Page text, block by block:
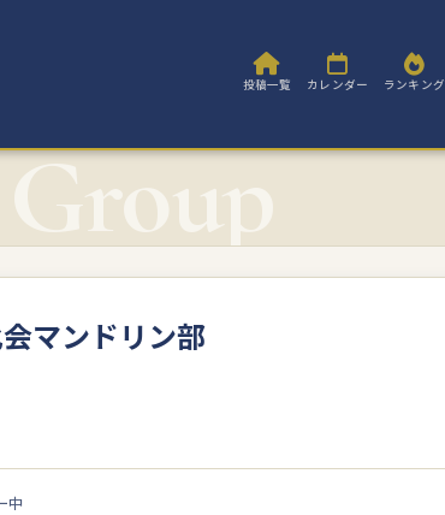
投稿一覧 カレンダー ランキング
マンドリン部
中